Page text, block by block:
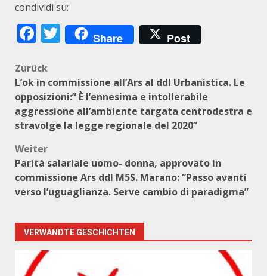
condividi su:
Facebook
Twitter
Share Post
Beitragsnavigation
Zurück
L’ok in commissione all’Ars al ddl Urbanistica. Le
opposizioni:” È l’ennesima e intollerabile
aggressione all’ambiente targata centrodestra e
stravolge la legge regionale del 2020”
Weiter
Parità salariale uomo- donna, approvato in
commissione Ars ddl M5S. Marano: “Passo avanti
verso l’uguaglianza. Serve cambio di paradigma”
VERWANDTE GESCHICHTEN